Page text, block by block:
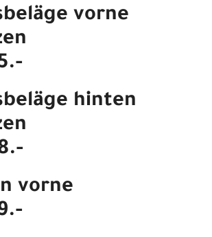
vorne
hinten
vorne